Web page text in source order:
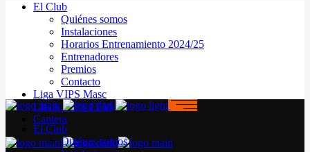
El Club
Quiénes somos
Instalaciones
Horarios Entrenamiento 2024/25
Entrenadores
Premios
Contacto
Liga VIPS Masc
LIGA VIPS FEM
Cantera
El Club
Quiénes somos